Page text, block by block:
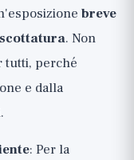
breve
. Non
tutti, perché
e dalla
: Per la